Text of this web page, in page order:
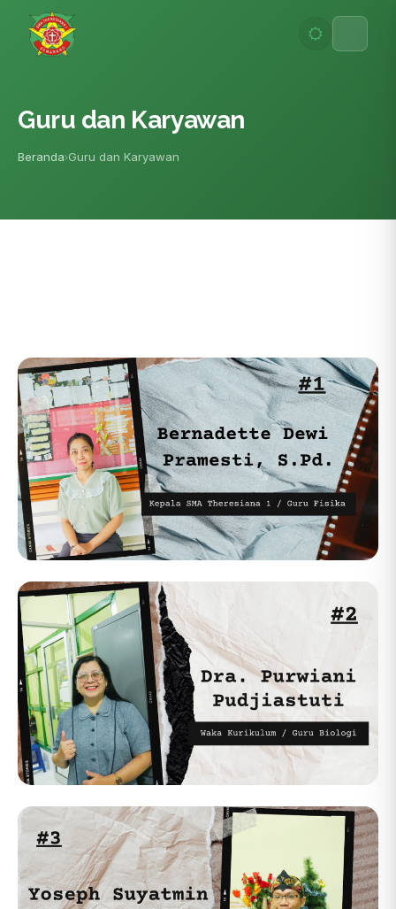
Lewati
konten
Guru dan Karyawan
Beranda Guru dan Karyawan